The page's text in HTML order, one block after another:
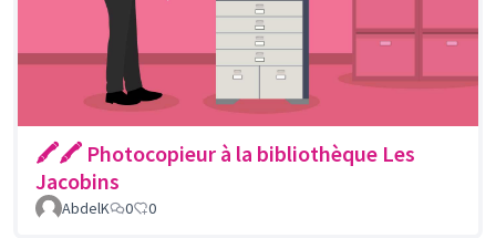
🖍🖍 Photocopieur à la bibliothèque Les
Jacobins
AbdelK 0 0